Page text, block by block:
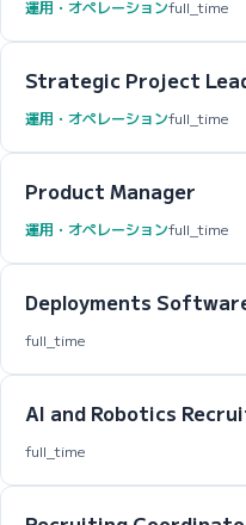
運用・オペレーションfull_time
Strategic Project
運用・オペレーションfull_time
Product Manager
運用・オペレーションfull_time
Deployments
full_time
AI and Robotics
full_time